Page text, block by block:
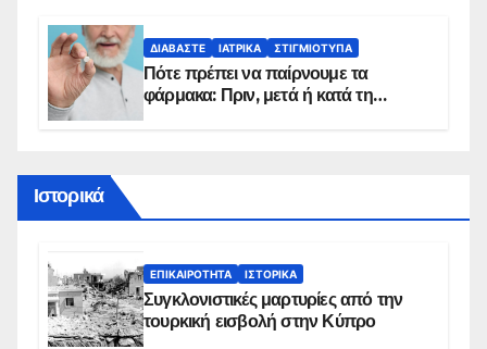
ΔΙΑΒΆΣΤΕ ΙΑΤΡΙΚΆ ΣΤΙΓΜΙΌΤΥΠΑ
Πότε πρέπει να παίρνουμε τα
φάρμακα: Πριν, μετά ή κατά τη
Ιστορικά
ΕΠΙΚΑΙΡΌΤΗΤΑ ΙΣΤΟΡΙΚΆ
Συγκλονιστικές μαρτυρίες από την
τουρκική εισβολή στην Κύπρο